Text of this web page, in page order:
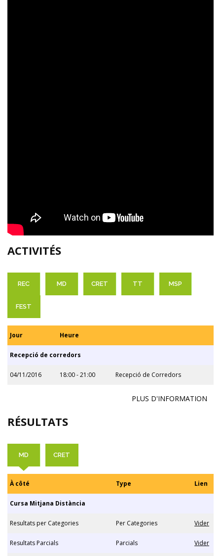
ACTIVITÉS
REC MD CRET TT MSP
FEST
Jour Heure
Recepció de corredors
04/11/2016 18:00 - 21:00 Recepció de Corredors
PLUS D'INFORMATION
RÉSULTATS
MD CRET
À côté Type Lien
Cursa Mitjana Distància
Resultats per Categories Per Categories Vider
Resultats Parcials Parcials Vider